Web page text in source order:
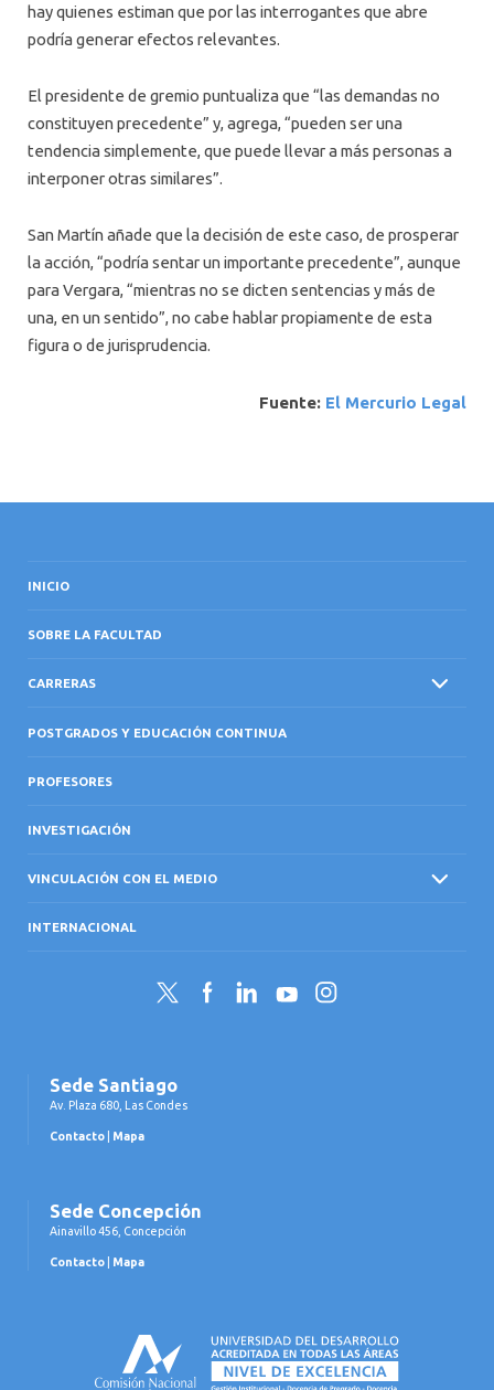
hay quienes estiman que por las interrogantes que abre
podría generar efectos relevantes.
El presidente de gremio puntualiza que “las demandas no
constituyen precedente” y, agrega, “pueden ser una
tendencia simplemente, que puede llevar a más personas a
interponer otras similares”.
San Martín añade que la decisión de este caso, de prosperar
la acción, “podría sentar un importante precedente”, aunque
para Vergara, “mientras no se dicten sentencias y más de
una, en un sentido”, no cabe hablar propiamente de esta
figura o de jurisprudencia.
Fuente: El Mercurio Legal
INICIO
SOBRE LA FACULTAD
CARRERAS
POSTGRADOS Y EDUCACIÓN CONTINUA
PROFESORES
INVESTIGACIÓN
VINCULACIÓN CON EL MEDIO
INTERNACIONAL
Twitter FacebookLinkedInYouTubeInstagram
Sede Santiago
Av. Plaza 680, Las Condes
Contacto Mapa
Sede Concepción
Ainavillo 456, Concepción
Contacto Mapa